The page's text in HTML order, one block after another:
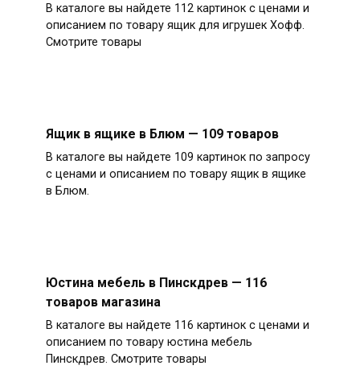
В каталоге вы найдете 112 картинок с ценами и
описанием по товару ящик для игрушек Хофф.
Смотрите товары
Ящик в ящике в Блюм — 109 товаров
В каталоге вы найдете 109 картинок по запросу
с ценами и описанием по товару ящик в ящике
в Блюм.
Юстина мебель в Пинскдрев — 116
товаров магазина
В каталоге вы найдете 116 картинок с ценами и
описанием по товару юстина мебель
Пинскдрев. Смотрите товары